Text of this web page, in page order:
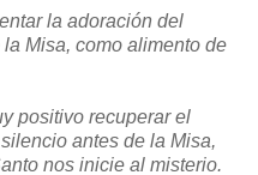
la adoración del
Misa, como alimento de
positivo recuperar el
antes de la Misa,
nos inicie al misterio.